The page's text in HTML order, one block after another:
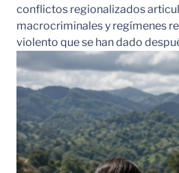
conflictos regionalizados
macrocriminales y regímenes
violento que se han dado